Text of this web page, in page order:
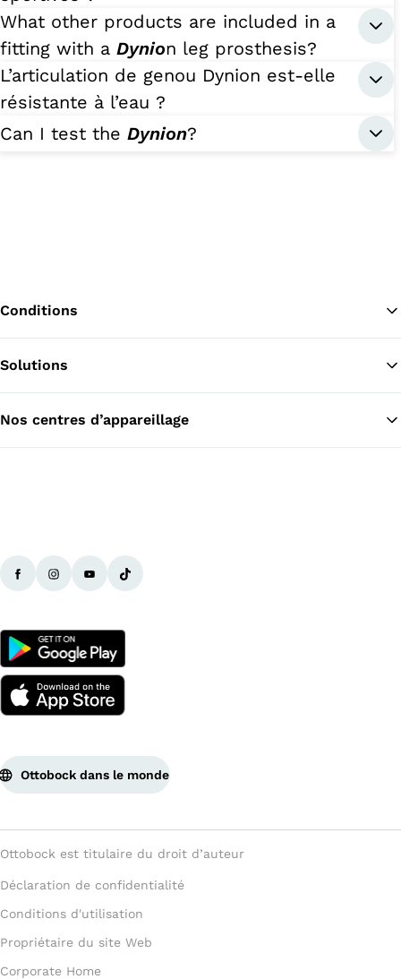
What other products are included in a
fitting with a Dynion leg prosthesis?
L’articulation de genou Dynion est-elle
résistante à l’eau ?
Can I test the Dynion?
Conditions
Solutions
Nos centres d’appareillage
Ottobock dans le monde
Ottobock est titulaire du droit d’auteur
Déclaration de confidentialité
Conditions d'utilisation
Propriétaire du site Web
Corporate Home